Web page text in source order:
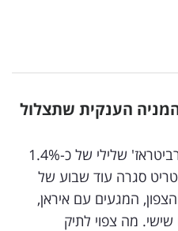
הענקית שתצלול
שבוע חדש נפתח בצל פער ארביטראז' שלילי של כ-1.4%
סגרה עוד שבוע של
המגעים עם איראן,
מה צפוי לתיק